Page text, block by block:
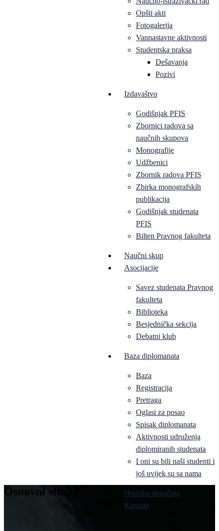
Opšti akti
Fotogalerija
Vannastavne aktivnosti
Studentska praksa
Dešavanja
Pozivi
Izdavaštvo
Godišnjak PFIS
Zbornici radova sa
naučnih skupova
Monografije
Udžbenici
Zbornik radova PFIS
Zbirka monografskih
publikacija
Godišnjak studenata
PFIS
Bilten Pravnog fakulteta
Naučni skup
Asocijacije
Savez studenata Pravnog
fakulteta
Biblioteka
Besjednička sekcija
Debatni klub
Baza diplomanata
Baza
Registracija
Pretraga
Oglasi za posao
Spisak diplomanata
Aktivnosti udruženja
diplomiranih studenata
I oni su bili naši studenti i
još uvijek su sa nama
Hronika događaja
Kontakt
Osnovni studij